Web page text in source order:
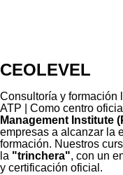
CEOLEVEL
Consultoría y formación
ATP | Como centro
Management Institute
empresas a alcanzar la
formación. Nuestros
la "trinchera", con un
y certificación oficial.